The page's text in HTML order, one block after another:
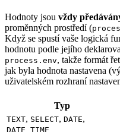
Hodnoty jsou vždy
proměnných prostředí (
Když se spustí vaše logická
hodnotu podle jejího
process.env, takže formát
jak byla hodnota nastavena
uživatelském rozhraní
Typ
TEXT, SELECT, DATE,
DATE_TIME